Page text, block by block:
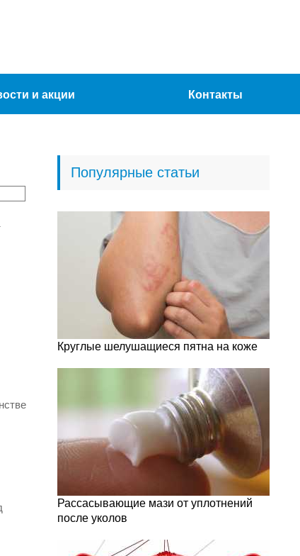
и акции Контакты
Популярные статьи
Круглые шелушащиеся пятна на коже
Рассасывающие мази от уплотнений
после уколов